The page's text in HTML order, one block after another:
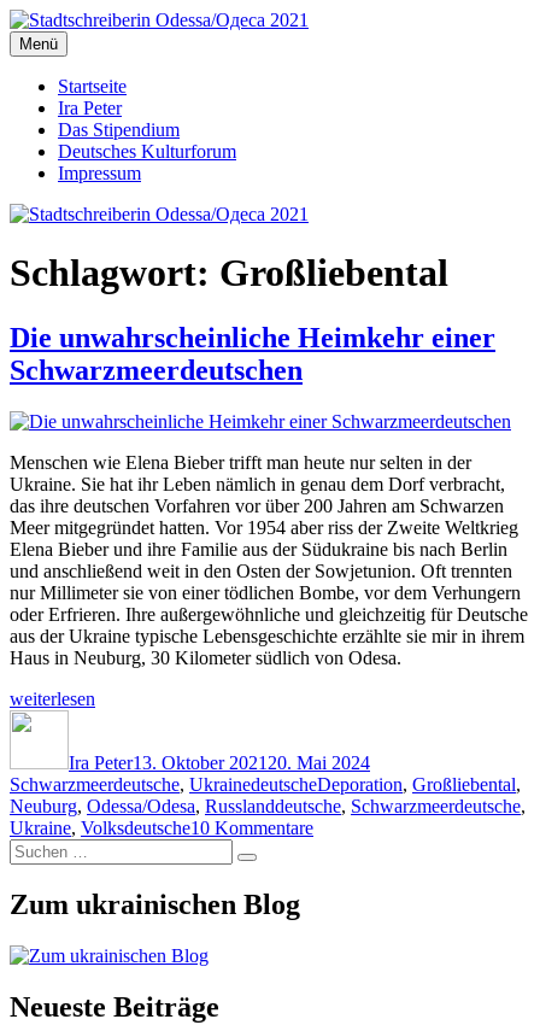
Zum
Inhalt
springen
Stadtschreiberin Odessa/Одеса 2021
Stadtschreiberin Odessa/Одеса 2021
Menü
Startseite
Ira Peter
Das Stipendium
Deutsches Kulturforum
Impressum
Schlagwort: Großliebental
Die unwahrscheinliche Heimkehr einer
Schwarzmeerdeutschen
Menschen wie Elena Bieber trifft man heute nur selten in der
Ukraine. Sie hat ihr Leben nämlich in genau dem Dorf verbracht,
das ihre deutschen Vorfahren vor über 200 Jahren am Schwarzen
Meer mitgegründet hatten. Vor 1954 aber riss der Zweite Weltkrieg
Elena Bieber und ihre Familie aus der Südukraine bis nach Berlin
und anschließend weit in den Osten der Sowjetunion. Oft trennten
nur Millimeter sie von einer tödlichen Bombe, vor dem Verhungern
oder Erfrieren. Ihre außergewöhnliche und gleichzeitig für Deutsche
aus der Ukraine typische Lebensgeschichte erzählte sie mir in ihrem
Haus in Neuburg, 30 Kilometer südlich von Odesa.
„Die
unwahrscheinliche
Schwarzmeerdeutschen“
weiterlesen
Ira Peter13. Oktober 2021 20. Mai 2024
Schwarzmeerdeutsche, UkrainedeutscheSchlagwörter
Deporation, Großliebental,
Neuburg, Odessa/Odesa, Russlanddeutsche, Schwarzmeerdeutsche,
Ukraine, Volksdeutsche10 Kommentarezu
Suchen
nach:
Suchen
Zum ukrainischen Blog
Neueste Beiträge